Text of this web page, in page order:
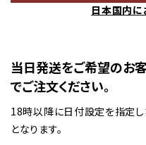
日本国内
当日発送をご希望のお
でご注文ください。
18時以降に日付設定を指定
となります。